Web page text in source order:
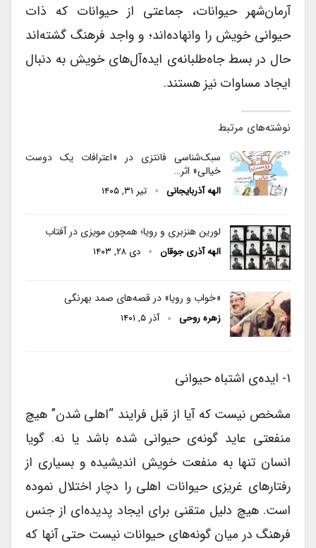
آرمان‌شهر حیوانات، جماعتی از حیوانات که ذات
حیوانی خویش را وانهاده‌اند؛ و واجد فرهنگ گشته‌اند
حال در بسط جاه‌طلبانه‌ی ایده‌آل‌های خویش به ‌دنبال
ایجاد مساوات نیز هستند.
نوشته‌های مرتبط
سبک‌شناسی فانتزی در «اعترافات یک دوست
خیالی» اثر…
الهه آذربایجانی تیر ۳۱, ۱۴۰۵
لورین هنزبری و رویا؛ همچون مویزی در آفتاب
الهه آذری جوقان دی ۲۸, ۱۴۰۳
«خواب و رویا» در قصه‌های صمد بهرنگی
زهره روحی آذر ۵, ۱۴۰۱
مشخص نیست که آیا از قبل فرایند “اهلی شدن” هیچ
منفعتی عاید گونه‌ی حیوانی شده باشد یا نه. گویا
انسان تنها به منفعت خویش اندیشیده و بسیاری از
رفتارهای غریزی حیوانات اهلی را دچار اختلال نموده
است. هیچ دلیل متقنی برای ایجاد پدیده‌ای از جنس
فرهنگ در میان گونه‌های حیوانات نیست حتی آنها که